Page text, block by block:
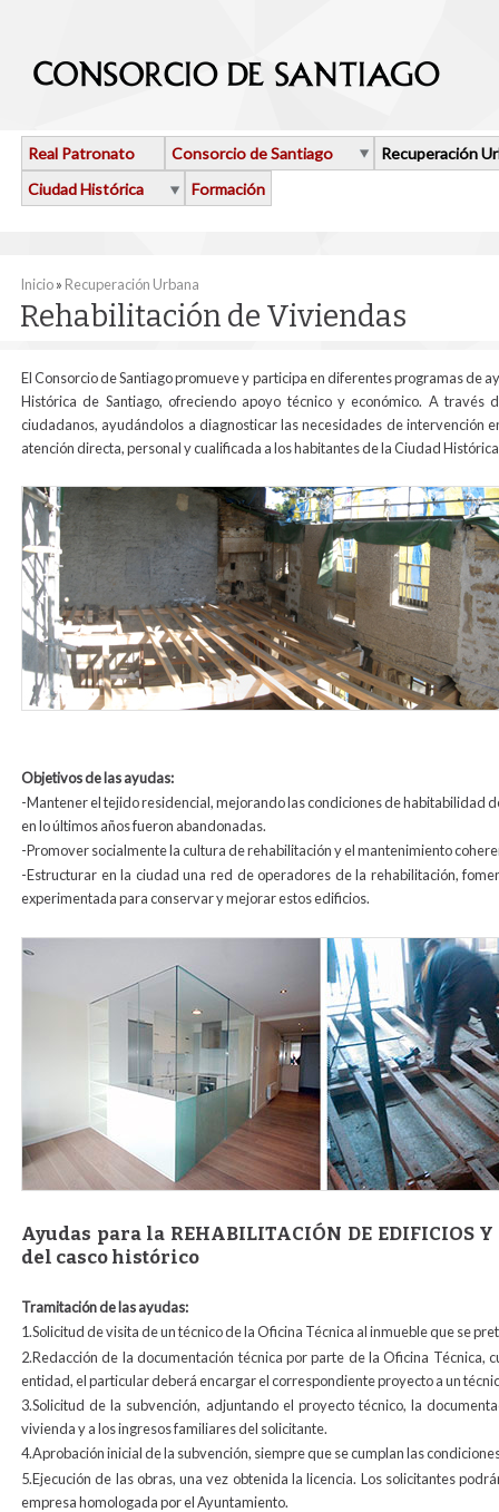
Real Patronato Consorcio de Santiago
Recuperación
Ciudad Histórica
Formación
Se encuentra usted aquí
Inicio» Recuperación Urbana
Rehabilitación de Viviendas
El Consorcio de Santiago promueve y participa en diferentes programas de
Histórica de Santiago, ofreciendo apoyo técnico y económico. A través
ciudadanos, ayudándolos a diagnosticar las necesidades de intervención
atención directa, personal y cualificada a los habitantes de la Ciudad
planta_segunda_06.jpg
Objetivos de las ayudas:
-Mantener el tejido residencial, mejorando las condiciones de habitabilidad
en lo últimos años fueron abandonadas.
-Promover socialmente la cultura de rehabilitación y el mantenimiento
-Estructurar en la ciudad una red de operadores de la rehabilitación,
experimentada para conservar y mejorar estos edificios.
cocina-portal-image156.jpg
Ayudas para la REHABILITACIÓN DE
del casco histórico
Tramitación de las ayudas:
1.Solicitud de visita de un técnico de la Oficina Técnica al inmueble que se
2.Redacción de la documentación técnica por parte de la Oficina Técnica,
entidad, el particular deberá encargar el correspondiente proyecto a un
3.Solicitud de la subvención, adjuntando el proyecto técnico, la
vivienda y a los ingresos familiares del solicitante.
4.Aprobación inicial de la subvención, siempre que se cumplan las
5.Ejecución de las obras, una vez obtenida la licencia. Los solicitantes
empresa homologada por el Ayuntamiento.